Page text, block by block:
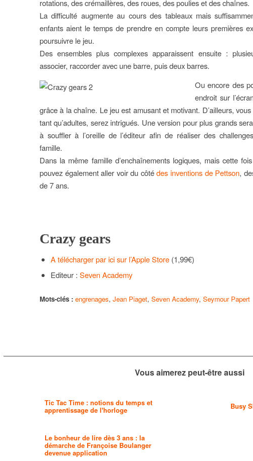
rotations, des crémaillères, des roues, des poulies et des chaînes.
La difficulté augmente au cours des tableaux mais
enfants aient le temps de prendre en compte leurs premières
poursuivre le jeu.
Des ensembles plus complexes apparaissent ensuite :
associer, raccorder avec une barre, puis deux barres.
Ou encore des
endroit sur
grâce à la chaîne. Le jeu est amusant et motivant. D’ailleurs,
tant qu’adultes, serez intrigués. Une version pour plus grands
à souffler à l’oreille de l’éditeur afin de réaliser des
famille.
Dans la même famille d’enchaînements logiques, mais cette
pouvez également aller voir du côtédes inventions de Pettson,
de 7 ans.
Crazy gears
A télécharger par ici sur l’Apple Store(1,99€)
Editeur : Seven Academy
Mots-clés : engrenages, Jean Piaget, Seven Academy, Seymour Papert
Vous aimerez peut-être aussi
Tic Tac Time : notions du temps et
apprentissage de l'horloge Busy
Le bonheur de lire dès 3 ans : la
démarche de Françoise Boulanger
devenue application